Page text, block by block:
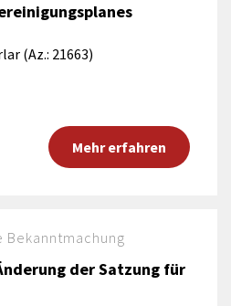
(Az.: 21663)
Mehr erfahren
Bekanntmachung
der Satzung für